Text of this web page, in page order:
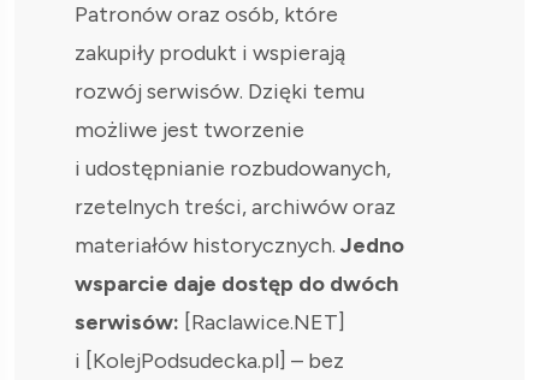
Patronów oraz osób, które
zakupiły produkt i wspierają
rozwój serwisów. Dzięki temu
możliwe jest tworzenie
i udostępnianie rozbudowanych,
rzetelnych treści, archiwów oraz
materiałów historycznych. Jedno
wsparcie daje dostęp do dwóch
serwisów: [Raclawice.NET]
i [KolejPodsudecka.pl] – bez